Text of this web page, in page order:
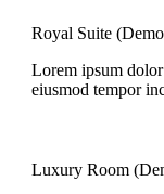
Royal Suite
Lorem ipsum
eiusmod tempor
Luxury Room